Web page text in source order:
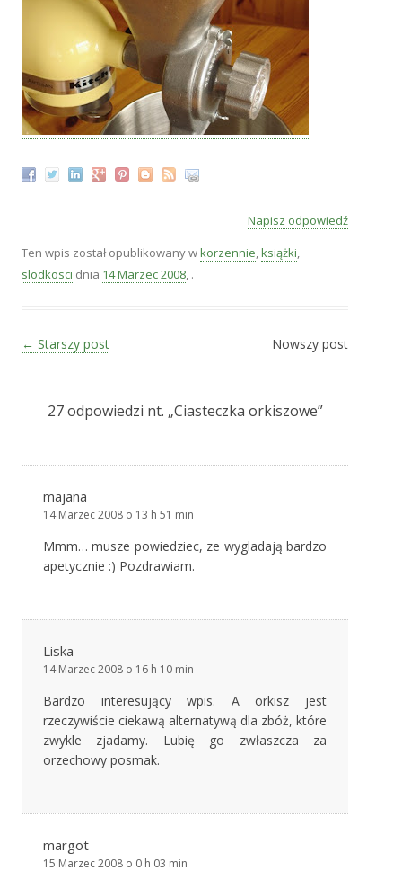
Napisz odpowiedź
Ten wpis został opublikowany wkorzennie,książki,
slodkosci dnia 14 Marzec 2008, .
Zobacz wpisy
← Starszy post Nowszy post
27 odpowiedzi nt. „Ciasteczka orkiszowe”
majana
14 Marzec 2008 o 13 h 51 min
Mmm… musze powiedziec, ze wygladają bardzo
apetycznie :) Pozdrawiam.
Liska
14 Marzec 2008 o 16 h 10 min
Bardzo interesujący wpis. A orkisz jest
rzeczywiście ciekawą alternatywą dla zbóż, które
zwykle zjadamy. Lubię go zwłaszcza za
orzechowy posmak.
margot
15 Marzec 2008 o 0 h 03 min